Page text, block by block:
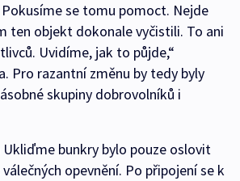
se tomu pomoct. Nejde
ten objekt dokonale vyčistili. To ani
Uvidíme, jak to půjde,“
Pro razantní změnu by tedy byly
skupiny dobrovolníků i
bunkry bylo pouze oslovit
opevnění. Po připojení se k